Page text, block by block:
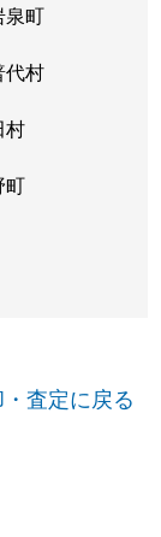
泉町
代村
村
町
査定に戻る